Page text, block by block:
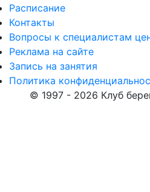
Вопросы к специалистам
Реклама на сайте
Запись на занятия
Политика
Расписание
Контакты
© 1997 - 2026 Клуб